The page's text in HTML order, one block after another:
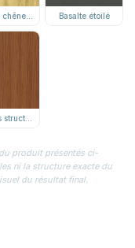
miel Basalte étoilé
produit présentés ci-
ni la structure exacte du
du résultat final.